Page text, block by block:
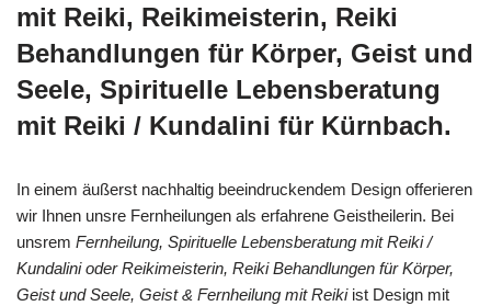
mit Reiki, Reikimeisterin, Reiki
Behandlungen für Körper, Geist und
Seele, Spirituelle Lebensberatung
mit Reiki / Kundalini für Kürnbach.
In einem äußerst nachhaltig beeindruckendem Design offerieren
wir Ihnen unsre Fernheilungen als erfahrene Geistheilerin. Bei
unsrem Fernheilung, Spirituelle Lebensberatung mit Reiki /
Kundalini oder Reikimeisterin, Reiki Behandlungen für Körper,
Geist und Seele, Geist & Fernheilung mit Reikiist Design mit